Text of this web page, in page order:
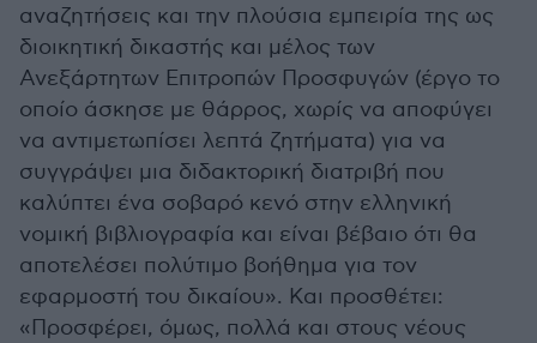
αναζητήσεις και την πλούσια εμπειρία της ως
διοικητική δικαστής και μέλος των
Ανεξάρτητων Επιτροπών Προσφυγών (έργο το
οποίο άσκησε με θάρρος, χωρίς να αποφύγει
να αντιμετωπίσει λεπτά ζητήματα) για να
συγγράψει μια διδακτορική διατριβή που
καλύπτει ένα σοβαρό κενό στην ελληνική
νομική βιβλιογραφία και είναι βέβαιο ότι θα
αποτελέσει πολύτιμο βοήθημα για τον
εφαρμοστή του δικαίου». Και προσθέτει:
«Προσφέρει, όμως, πολλά και στους νέους